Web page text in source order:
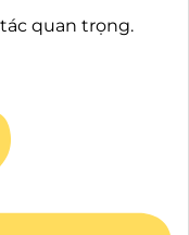
quan trọng.